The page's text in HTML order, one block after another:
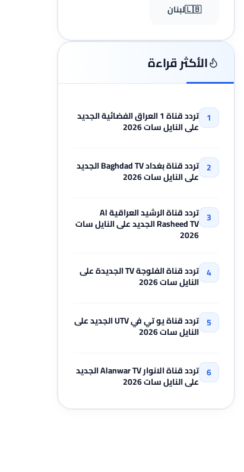
🇱🇧لبنان
الأكثر قراءة
تردد قناة 1 العراق الفضائية الجديد
على النايل سات 2026
تردد قناة بغداد Baghdad TV الجديد
على النايل سات 2026
تردد قناة الرشيد العراقية Al
Rasheed TV الجديد على النايل سات
2026
تردد قناة الفلوجة TV الجديدة على
النايل سات 2026
تردد قناة يو تي في UTV الجديد على
النايل سات 2026
تردد قناة الانوار Alanwar TV الجديد
على النايل سات 2026